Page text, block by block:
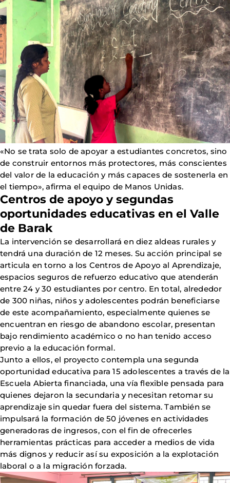
«No se trata solo de apoyar a estudiantes concretos, sino
de construir entornos más protectores, más conscientes
del valor de la educación y más capaces de sostenerla en
el tiempo», afirma el equipo de Manos Unidas.
Centros de apoyo y segundas
oportunidades educativas en el Valle
de Barak
La intervención se desarrollará en diez aldeas rurales y
tendrá una duración de 12 meses. Su acción principal se
articula en torno a los Centros de Apoyo al Aprendizaje,
espacios seguros de refuerzo educativo que atenderán
entre 24 y 30 estudiantes por centro. En total, alrededor
de 300 niñas, niños y adolescentes podrán beneficiarse
de este acompañamiento, especialmente quienes se
encuentran en riesgo de abandono escolar, presentan
bajo rendimiento académico o no han tenido acceso
previo a la educación formal.
Junto a ellos, el proyecto contempla una segunda
oportunidad educativa para 15 adolescentes a través de la
Escuela Abierta financiada, una vía flexible pensada para
quienes dejaron la secundaria y necesitan retomar su
aprendizaje sin quedar fuera del sistema. También se
impulsará la formación de 50 jóvenes en actividades
generadoras de ingresos, con el fin de ofrecerles
herramientas prácticas para acceder a medios de vida
más dignos y reducir así su exposición a la explotación
laboral o a la migración forzada.
Imagen